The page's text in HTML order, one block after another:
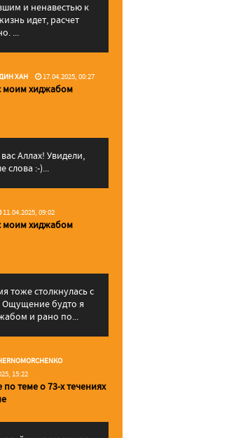
и ненавестью к
идет, расчет
...
ХАН 17.04.2025, 00:27
моим хиджабом
Аллаx! Увидели,
слова :-)...
11.04.2025, 09:02
моим хиджабом
тоже столкнулась с
будто я
и рано по...
15:22
теме о 73-х течениях